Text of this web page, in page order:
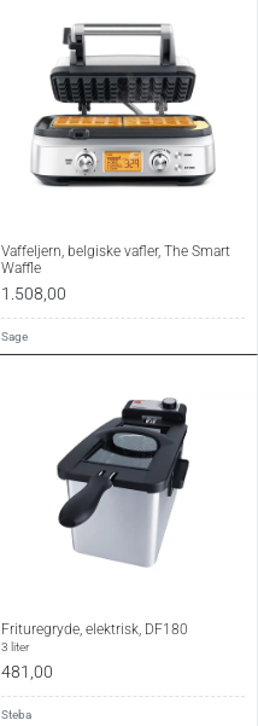
Vaffeljern, belgiske vafler, The Smart
Waffle
1.508,00
Sage
Frituregryde, elektrisk, DF180
3 liter
481,00
Steba